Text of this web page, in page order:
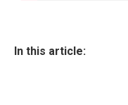
In this article: